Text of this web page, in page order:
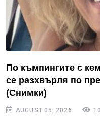
По къмпингите с
се разхвърля по
(Снимки)
AUGUST 05, 2026